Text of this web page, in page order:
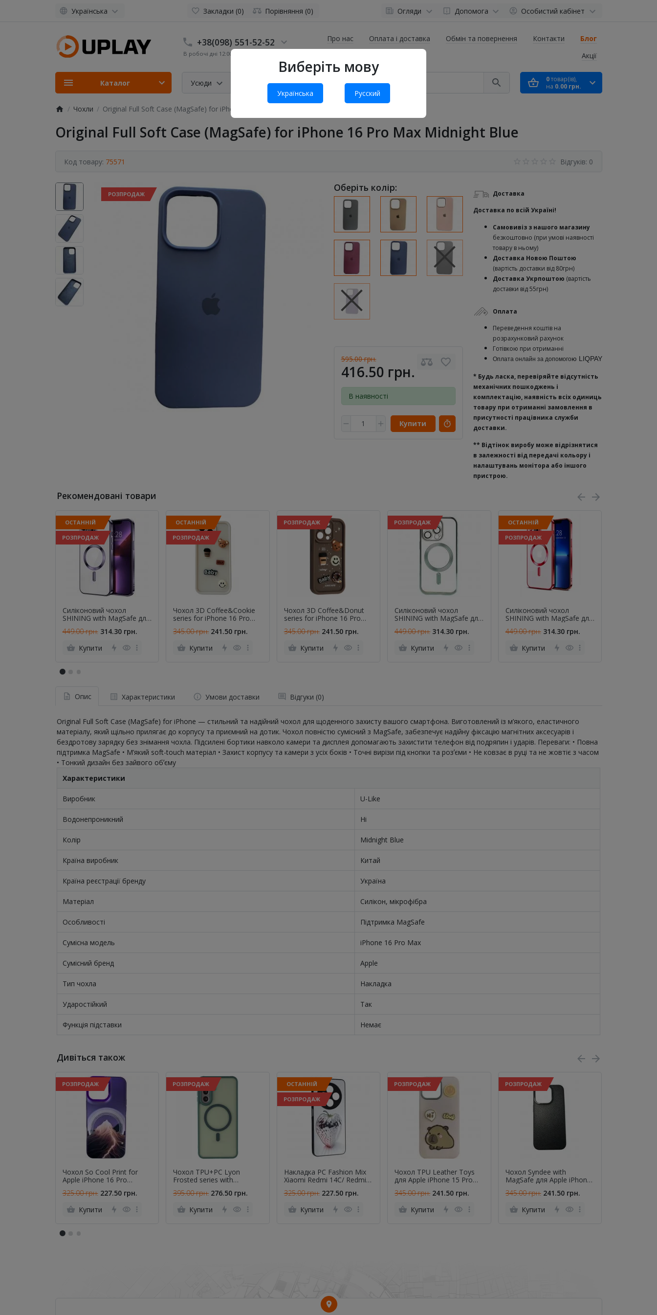
Виберіть мову
Українська Русский
Українська Закладки (0) Порівняння (0) Огляди Допомога Особистий кабінет
+38(098) 551-52-52
В робочі дні 12:00 до 19:00
Усюди
Про нас Оплата і доставка Обмін та повернення Контакти
Блог
Акції
0товар(ів),
на 0.00 грн.
Каталог
Чохли Original Full Soft Case (MagSafe) for iPhone 16 Pro Max Midnight Blue
Original Full Soft Case (MagSafe) for iPhone 16 Pro Max Midnight Blue
Код товару: 75571 Відгуків: 0
РОЗПРОДАЖ
Оберіть колір:
595.00 грн.
416.50 грн.
В наявності
Купити
Доставка
Доставка по всій Україні!
Самовивіз з нашого магазину
безкоштовно (при умові наявності
товару в ньому)
Доставка Новою Поштою
(вартість доставки від 80грн)
Доставка Укрпоштою (вартість
доставки від 55грн)
Оплата
Переведення коштів на
розрахунковий рахунок
Готівкою при отриманні
Оплата онлайн за допомогою LIQPAY
* Будь ласка, перевіряйте відсутність
механічних пошкоджень і
комплектацію, наявність всіх одиниць
товару при отриманні замовлення в
присутності працівника служби
доставки.
** Відтінок виробу може відрізнятися
в залежності від передачі кольору і
налаштувань монітора або іншого
пристрою.
Рекомендовані товари
ОСТАННІЙ
РОЗПРОДАЖ
Силіконовий чохол
SHINING with MagSafe для
Фіолетовий
449.00 грн. 314.30 грн.
Купити
ОСТАННІЙ
РОЗПРОДАЖ
Чохол 3D Coffee&Cookie
series for iPhone 16 Pro
345.00 грн. 241.50 грн.
Купити
РОЗПРОДАЖ
Чохол 3D Coffee&Donut
series for iPhone 16 Pro
345.00 грн. 241.50 грн.
Купити
РОЗПРОДАЖ
Силіконовий чохол
SHINING with MagSafe для
Бузковий
449.00 грн. 314.30 грн.
Купити
ОСТАННІЙ
РОЗПРОДАЖ
Силіконовий чохол
SHINING with MagSafe для
Червоний
449.00 грн. 314.30 грн.
Купити
Опис Характеристики Умови доставки Відгуки (0)
Original Full Soft Case (MagSafe) for iPhone — стильний та надійний чохол для щоденного захисту вашого смартфона. Виготовлений із м’якого, еластичного
матеріалу, який щільно прилягає до корпусу та приємний на дотик. Чохол повністю сумісний з MagSafe, забезпечує надійну фіксацію магнітних аксесуарів і
бездротову зарядку без знімання чохла. Підсилені бортики навколо камери та дисплея допомагають захистити телефон від подряпин і ударів. Переваги: • Повна
підтримка MagSafe • М’який soft-touch матеріал • Захист корпусу та камери з усіх боків • Точні вирізи під кнопки та розʼєми • Не ковзає в руці та не жовтіє з часом
• Тонкий дизайн без зайвого обʼєму
Характеристики
Виробник U-Like
Водонепроникний Ні
Колір Midnight Blue
Країна виробник Китай
Країна реєстрації бренду Україна
Матеріал Силікон, мікрофібра
Особливості Підтримка MagSafe
Сумісна модель iPhone 16 Pro Max
Сумісний бренд Apple
Тип чохла Накладка
Ударостійкий Так
Функція підставки Немає
Дивіться також
РОЗПРОДАЖ
Чохол So Cool Print for
Apple iPhone 16 Pro
325.00 грн. 227.50 грн.
Купити
РОЗПРОДАЖ
Чохол TPU+PC Lyon
Frosted series with
A16 4G/5G Green
395.00 грн. 276.50 грн.
Купити
ОСТАННІЙ
РОЗПРОДАЖ
Накладка PC Fashion Mix
Xiaomi Redmi 14C/ Redmi
325.00 грн. 227.50 грн.
Купити
РОЗПРОДАЖ
Чохол TPU Leather Toys
для Apple iPhone 15 Pro
345.00 грн. 241.50 грн.
Купити
РОЗПРОДАЖ
Чохол Syndee with
MagSafe для Apple iPhone
345.00 грн. 241.50 грн.
Купити